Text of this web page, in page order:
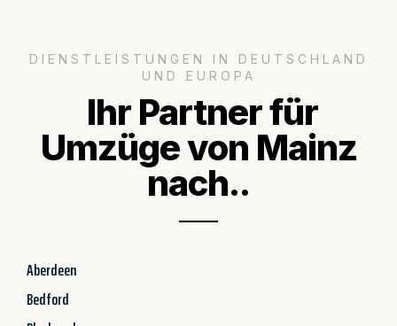
DIENSTLEISTUNGEN IN DEUTSCHLAND
UND EUROPA
Ihr Partner für
Umzüge von Mainz
nach..
Aberdeen
Bedford